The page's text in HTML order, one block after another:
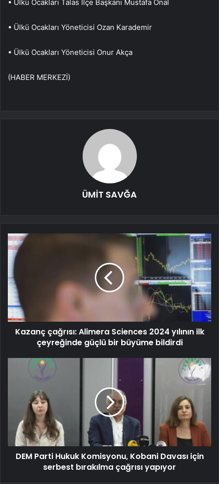
• Ülkü Ocakları Talas İlçe Başkanı Mustafa Önal
• Ülkü Ocakları Yöneticisi Ozan Karademir
• Ülkü Ocakları Yöneticisi Onur Akça
(HABER MERKEZİ)
ÜMİT SAVĞA
Kazanç çağrısı: Alimera Sciences 2024 yılının ilk
çeyreğinde güçlü bir büyüme bildirdi
DEM Parti Hukuk Komisyonu, Kobani Davası için
serbest bırakılma çağrısı yapıyor